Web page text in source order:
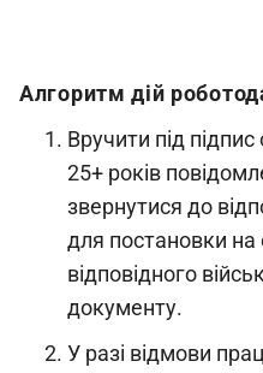
Алгоритм дій
Вручити під підпис
25+ років
звернутися до
для постановки на
відповідного
документу.
У разі відмови